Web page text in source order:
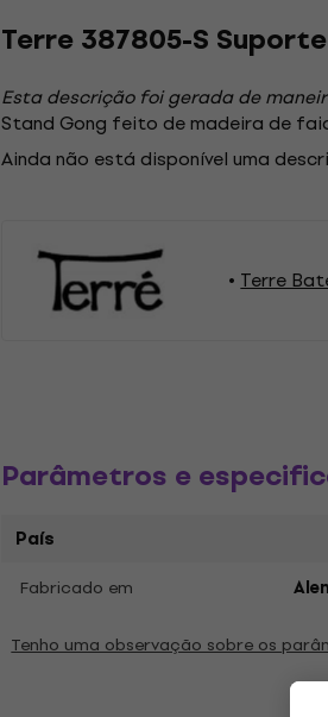
Terre 387805-S
Esta descrição foi gerada de
Stand Gong feito de madeira de
Ainda não está disponível uma
Terre
Parâmetros e
País
Fabricado em
Tenho uma observação sobre os